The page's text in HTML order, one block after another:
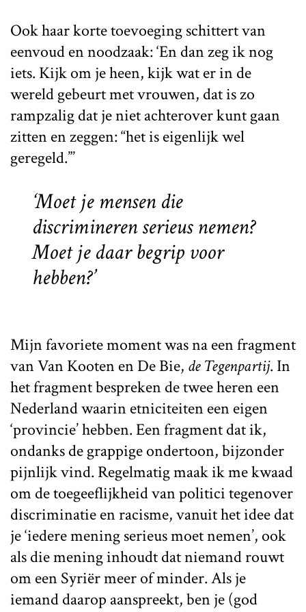
Ook haar korte toevoeging schittert van
eenvoud en noodzaak: ‘En dan zeg ik nog
iets. Kijk om je heen, kijk wat er in de
wereld gebeurt met vrouwen, dat is zo
rampzalig dat je niet achterover kunt gaan
zitten en zeggen: “het is eigenlijk wel
geregeld.”’
‘Moet je mensen die
discrimineren serieus nemen?
Moet je daar begrip voor
hebben?’
Mijn favoriete moment was na een fragment
van Van Kooten en De Bie, de Tegenpartij. In
het fragment bespreken de twee heren een
Nederland waarin etniciteiten een eigen
‘provincie’ hebben. Een fragment dat ik,
ondanks de grappige ondertoon, bijzonder
pijnlijk vind. Regelmatig maak ik me kwaad
om de toegeeflijkheid van politici tegenover
discriminatie en racisme, vanuit het idee dat
je ‘iedere mening serieus moet nemen’, ook
als die mening inhoudt dat niemand rouwt
om een Syriër meer of minder. Als je
iemand daarop aanspreekt, ben je (god